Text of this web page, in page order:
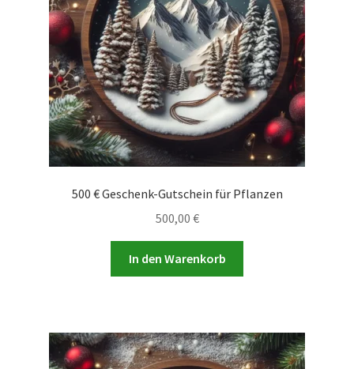
500 € Geschenk-Gutschein für Pflanzen
500,00 €
In den Warenkorb